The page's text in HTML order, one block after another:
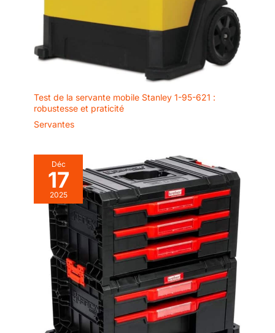
Test de la servante mobile Stanley 1-95-621 :
robustesse et praticité
Servantes
Déc
17
2025